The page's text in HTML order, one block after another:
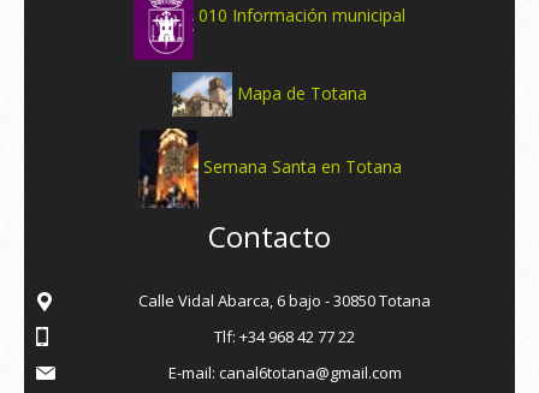
010 Información municipal
Mapa de Totana
Semana Santa en Totana
Contacto
Calle Vidal Abarca, 6 bajo - 30850 Totana
Tlf: +34 968 42 77 22
E-mail: canal6totana@gmail.com